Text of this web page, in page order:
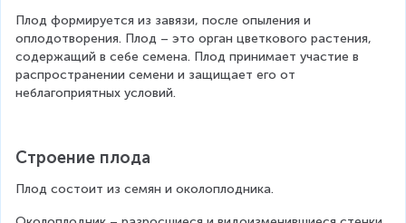
Плод формируется из завязи, после опыления и
оплодотворения. Плод – это орган цветкового растения,
содержащий в себе семена. Плод принимает участие в
распространении семени и защищает его от
неблагоприятных условий.
Строение плода
Плод состоит из семян и околоплодника.